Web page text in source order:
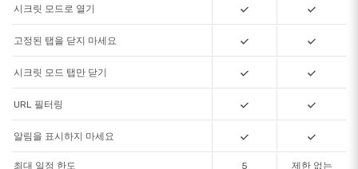
오픈
시 6분에
시크릿 모드로 열기
고정된 탭을 닫지 마세요
시크릿 모드 탭만 닫기
URL 필터링
알림을 표시하지 마세요
최대 일정 한도 5 제한 없는